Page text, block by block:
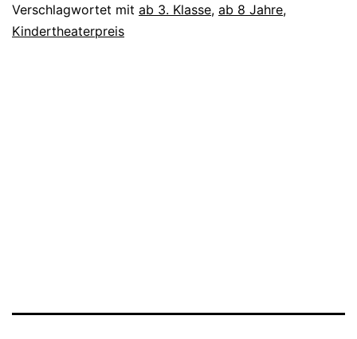
Verschlagwortet mit ab 3. Klasse, ab 8 Jahre,
Kindertheaterpreis